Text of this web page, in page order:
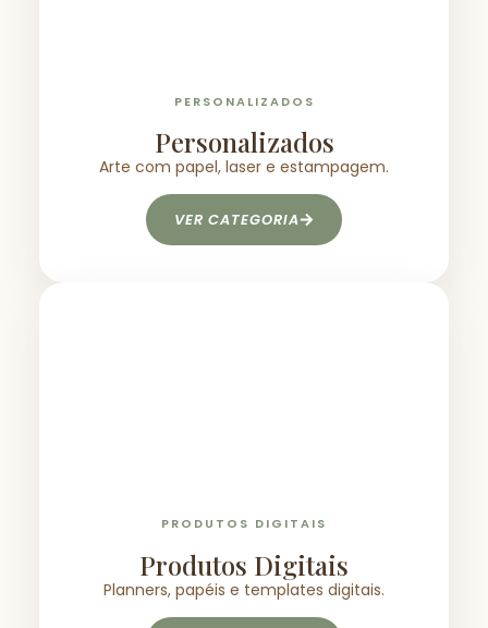
PERSONALIZADOS
Personalizados
Arte com papel, laser e estampagem.
VER CATEGORIA
PRODUTOS DIGITAIS
Produtos Digitais
Planners, papéis e templates digitais.